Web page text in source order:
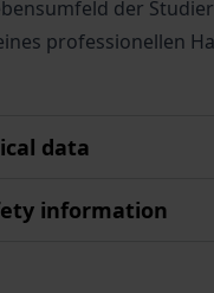
der
professionellen
data
information